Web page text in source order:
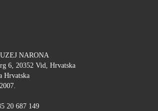
NARONA
6, 20352 Vid, Hrvatska
Hrvatska
20 687 149